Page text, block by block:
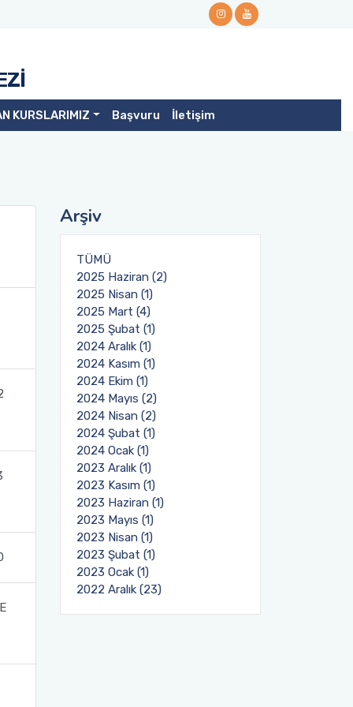
KURSLARIMIZ Başvuru İletişim
Arşiv
TÜMÜ
2025 Haziran (2)
2025 Nisan (1)
2025 Mart (4)
2025 Şubat (1)
2024 Aralık (1)
2024 Kasım (1)
2024 Ekim (1)
2024 Mayıs (2)
2024 Nisan (2)
2024 Şubat (1)
2024 Ocak (1)
2023 Aralık (1)
2023 Kasım (1)
2023 Haziran (1)
2023 Mayıs (1)
2023 Nisan (1)
2023 Şubat (1)
2023 Ocak (1)
2022 Aralık (23)